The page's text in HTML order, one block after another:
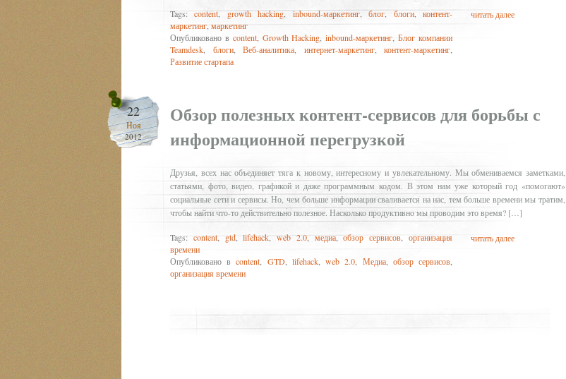
Tags:content,growth hacking,inbound-маркетинг,блог ,блоги,контент-
маркетинг маркетинг
Опубликовано в content, Growth Hacking ,inbound-маркетинг ,Блог компании
Teamdesk
блоги, Веб-аналитика интернет-маркетинг, контент-маркетинг
Развитие стартапа
читать далее
22
Ноя
2012
Обзор полезных контент-сервисов для борьбы с
информационной перегрузкой
Друзья, всех нас объединяет тяга к новому, интересному и увлекательному. Мы обмениваемся заметками,
статьями, фото, видео, графикой и даже программным кодом. В этом нам уже который год «помогают»
социальные сети и сервисы. Но, чем больше информации сваливается на нас, тем больше времени мы тратим,
чтобы найти что-то действительно полезное. Насколько продуктивно мы проводим это время? […]
Tags: content, gtd,lifehack ,web 2.0, медиа,обзор сервисов ,организация
времени
Опубликовано вcontent GTD, lifehack,web 2.0 Медиа, обзор сервисов
организация времени
читать далее